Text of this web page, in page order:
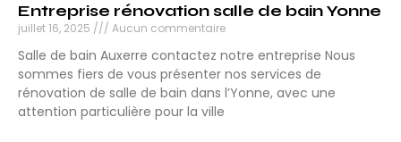
Entreprise rénovation salle de bain Yonne
juillet 16, 2025 Aucun commentaire
Salle de bain Auxerre contactez notre entreprise Nous
sommes fiers de vous présenter nos services de
rénovation de salle de bain dans l’Yonne, avec une
attention particulière pour la ville